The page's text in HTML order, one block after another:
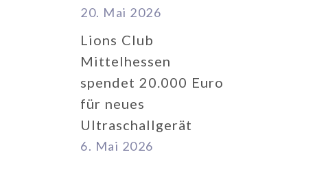
20. Mai 2026
Lions Club
Mittelhessen
spendet 20.000 Euro
für neues
Ultraschallgerät
6. Mai 2026